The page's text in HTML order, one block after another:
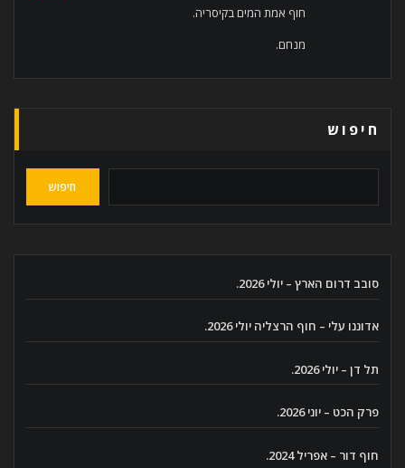
חוף אמת המים בקיסריה.
מנחם.
חיפוש
חיפוש
סובב דרום הארץ – יולי 2026.
אדוננו עלי – חוף הרצליה יולי 2026.
תל דן – יולי 2026.
פרק הכט – יוני 2026.
חוף דור – אפריל 2024.